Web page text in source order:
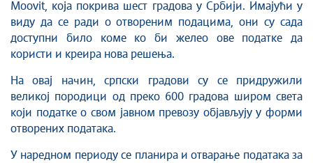
Moovit, која покрива шест градова у Србији. Имајући у
виду да се ради о отвореним подацима, они су сада
доступни било коме ко би желео ове податке да
користи и креира нова решења.
На овај начин, српски градови су се придружили
великој породици од преко 600 градова широм света
који податке о свом јавном превозу објављују у форми
отворених података.
У наредном периоду се планира и отварање података за